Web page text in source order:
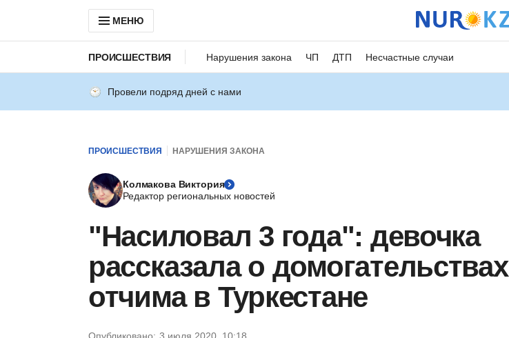
МЕНЮ
ПРОИСШЕСТВИЯ Нарушения закона ЧП ДТП Несчастные случаи
Провели подряд дней с нами
ПРОИСШЕСТВИЯ НАРУШЕНИЯ ЗАКОНА
Колмакова Виктория
Редактор региональных новостей
"Насиловал 3 года": девочка
рассказала о домогательствах
отчима в Туркестане